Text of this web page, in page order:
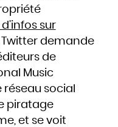
d’infos sur
Twitter demande
de
Music
réseau social
piratage
et se voit